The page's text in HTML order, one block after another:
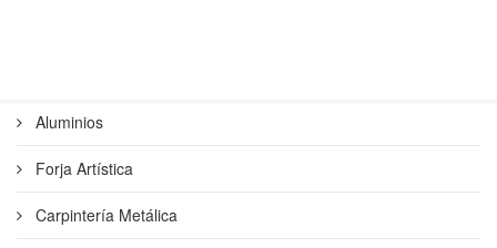
Aluminios
Forja Artística
Carpintería Metálica